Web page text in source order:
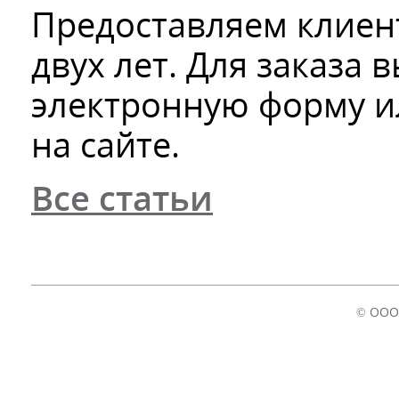
Предоставляем
двух лет. Для заказа
электронную форму
на сайте.
Все статьи
© ООО